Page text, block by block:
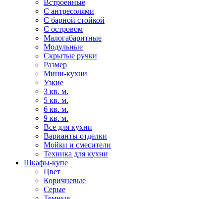
Встроенные
С антресолями
С барной стойкой
С островом
Малогабаритные
Модульные
Скрытые ручки
Размер
Мини-кухни
Узкие
3 кв. м.
5 кв. м.
6 кв. м.
9 кв. м.
Все для кухни
Варианты отделки
Мойки и смесители
Техника для кухни
Шкафы-купе
Цвет
Коричневые
Серые